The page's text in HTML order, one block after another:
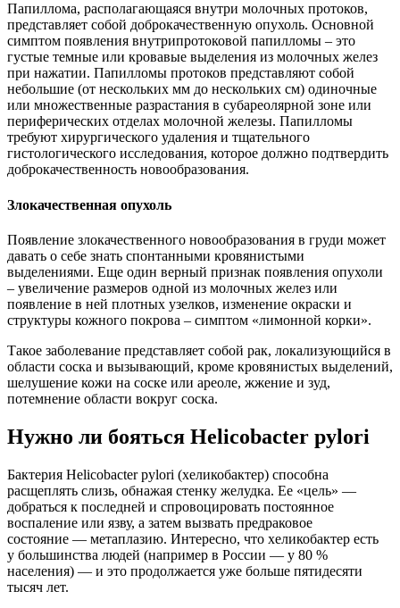
Папиллома, располагающаяся внутри молочных протоков,
представляет собой доброкачественную опухоль. Основной
симптом появления внутрипротоковой папилломы – это
густые темные или кровавые выделения из молочных желез
при нажатии. Папилломы протоков представляют собой
небольшие (от нескольких мм до нескольких см) одиночные
или множественные разрастания в субареолярной зоне или
периферических отделах молочной железы. Папилломы
требуют хирургического удаления и тщательного
гистологического исследования, которое должно подтвердить
доброкачественность новообразования.
Злокачественная опухоль
Появление злокачественного новообразования в груди может
давать о себе знать спонтанными кровянистыми
выделениями. Еще один верный признак появления опухоли
– увеличение размеров одной из молочных желез или
появление в ней плотных узелков, изменение окраски и
структуры кожного покрова – симптом «лимонной корки».
Такое заболевание представляет собой рак, локализующийся в
области соска и вызывающий, кроме кровянистых выделений,
шелушение кожи на соске или ареоле, жжение и зуд,
потемнение области вокруг соска.
Нужно ли бояться Helicobacter pylori
Бактерия Helicobacter pylori (хеликобактер) способна
расщеплять слизь, обнажая стенку желудка. Ее «цель» —
добраться к последней и спровоцировать постоянное
воспаление или язву, а затем вызвать предраковое
состояние — метаплазию. Интересно, что хеликобактер есть
у большинства людей (например в России — у 80 %
населения) — и это продолжается уже больше пятидесяти
тысяч лет.